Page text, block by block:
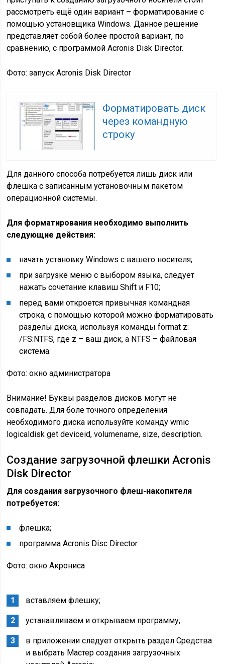
рассмотреть ещё один вариант – форматирование с
помощью установщика Windows. Данное решение
представляет собой более простой вариант, по
сравнению, с программой Acronis Disk Director.
Фото: запуск Acronis Disk Director
Форматировать диск
через командную
строку
Для данного способа потребуется лишь диск или
флешка с записанным установочным пакетом
операционной системы.
Для форматирования необходимо выполнить
следующие действия:
начать установку Windows с вашего носителя;
при загрузке меню с выбором языка, следует
нажать сочетание клавиш Shift и F10;
перед вами откроется привычная командная
строка, с помощью которой можно форматировать
разделы диска, используя команды format z:
/FS:NTFS, где z – ваш диск, а NTFS – файловая
система.
Фото: окно администратора
Внимание! Буквы разделов дисков могут не
совпадать. Для боле точного определения
необходимого диска используйте команду wmic
logicaldisk get deviceid, volumename, size, description.
Создание загрузочной флешки Acronis
Disk Director
Для создания загрузочного флеш-накопителя
потребуется:
флешка;
программа Acronis Disс Director.
Фото: окно Акрониса
вставляем флешку;
устанавливаем и открываем программу;
в приложении следует открыть раздел Средства
и выбрать Мастер создания загрузочных